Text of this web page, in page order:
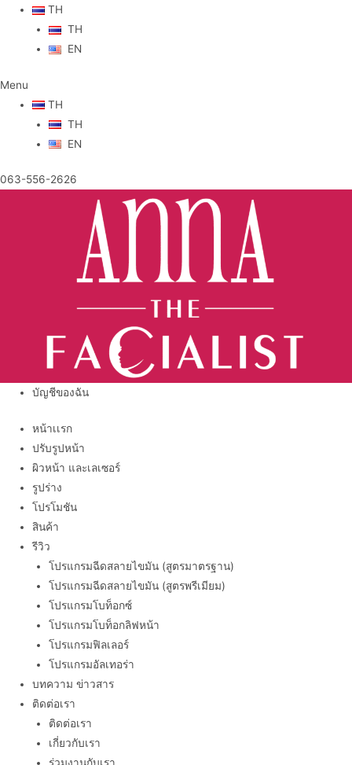
TH
TH
EN
Menu
TH
TH
EN
063-556-2626
บัญชีของฉัน
หน้าเเรก
ปรับรูปหน้า
ผิวหน้า และเลเซอร์
รูปร่าง
โปรโมชัน
สินค้า
รีวิว
โปรแกรมฉีดสลายไขมัน (สูตรมาตรฐาน)
โปรแกรมฉีดสลายไขมัน (สูตรพรีเมียม)
โปรแกรมโบท็อกซ์
โปรแกรมโบท็อกลิฟหน้า
โปรแกรมฟิลเลอร์
โปรแกรมอัลเทอร่า
บทความ ข่าวสาร
ติดต่อเรา
ติดต่อเรา
เกี่ยวกับเรา
ร่วมงานกับเรา